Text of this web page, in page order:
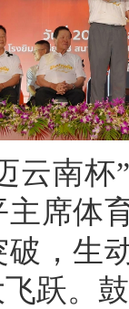
云南
席体
，生
跃。